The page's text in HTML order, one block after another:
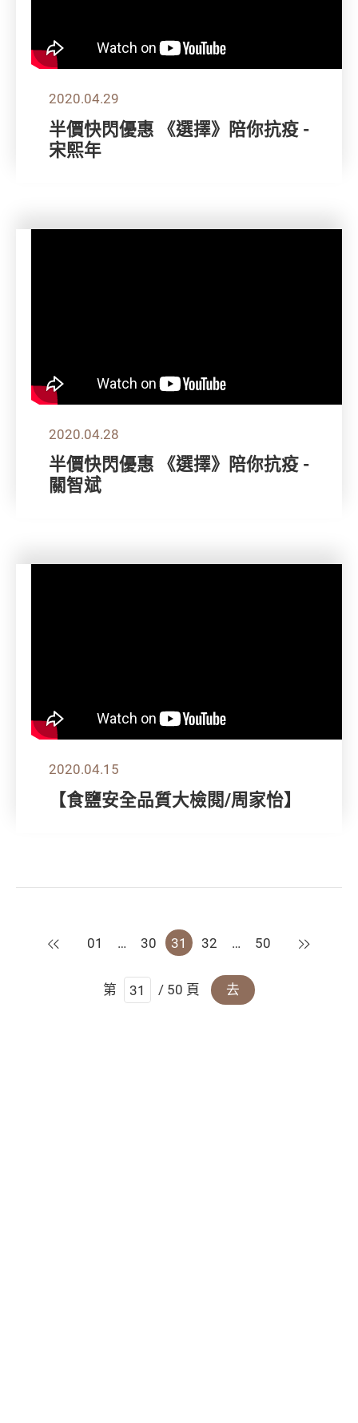
2020.04.29
半價快閃優惠 《選擇》陪你抗疫 -
宋熙年
2020.04.28
半價快閃優惠 《選擇》陪你抗疫 -
關智斌
2020.04.15
【食鹽安全品質大檢閱/周家怡】
上一頁
01 … 30 31 32 … 50 下一頁
第 / 50 頁 去